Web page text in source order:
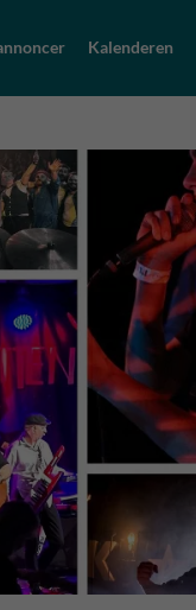
Kalenderen